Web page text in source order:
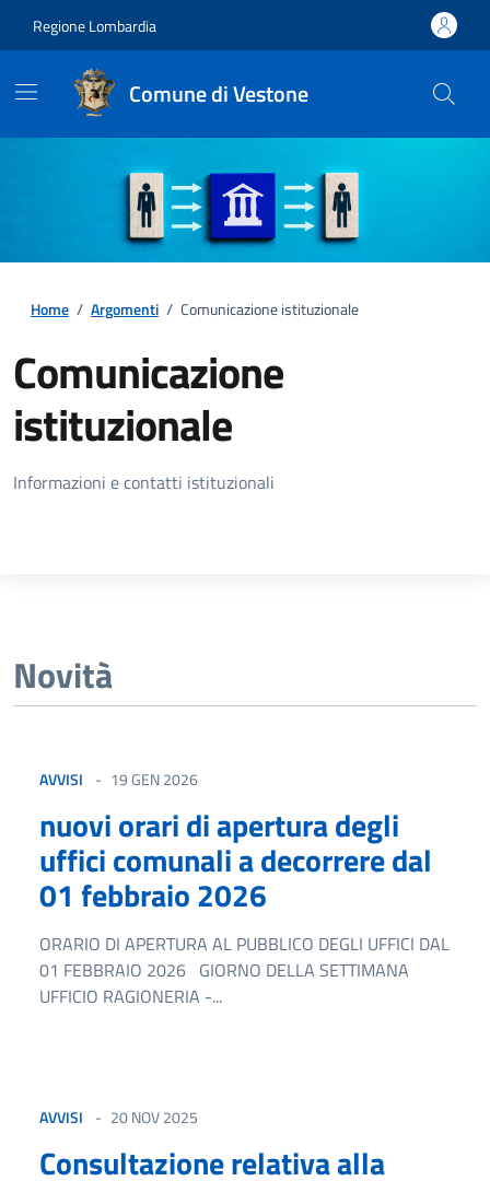
Regione Lombardia
Comune di Vestone
Home / Argomenti / Comunicazione istituzionale
Comunicazione
istituzionale
Dettagli della notizia
Informazioni e contatti istituzionali
Novità
AVVISI 19 GEN 2026
nuovi orari di apertura degli
uffici comunali a decorrere dal
01 febbraio 2026
ORARIO DI APERTURA AL PUBBLICO DEGLI UFFICI DAL
01 FEBBRAIO 2026 GIORNO DELLA SETTIMANA
UFFICIO RAGIONERIA -...
AVVISI 20 NOV 2025
Consultazione relativa alla